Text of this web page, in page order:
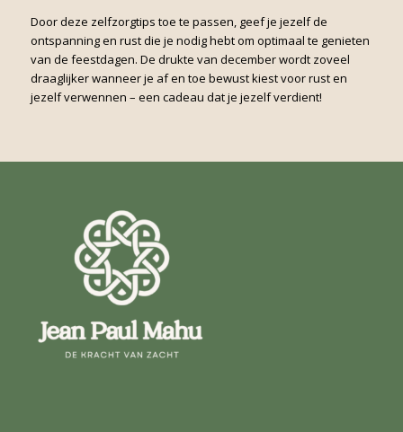
Door deze zelfzorgtips toe te passen, geef je jezelf de
ontspanning en rust die je nodig hebt om optimaal te genieten
van de feestdagen. De drukte van december wordt zoveel
draaglijker wanneer je af en toe bewust kiest voor rust en
jezelf verwennen – een cadeau dat je jezelf verdient!